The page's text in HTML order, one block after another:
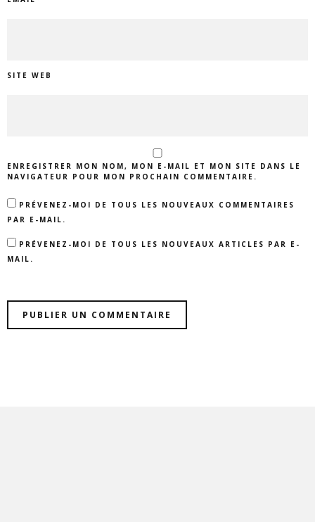
SITE WEB
ENREGISTRER MON NOM, MON E-MAIL ET MON SITE DANS LE
NAVIGATEUR POUR MON PROCHAIN COMMENTAIRE.
PRÉVENEZ-MOI DE TOUS LES NOUVEAUX COMMENTAIRES
PAR E-MAIL.
PRÉVENEZ-MOI DE TOUS LES NOUVEAUX ARTICLES PAR E-
MAIL.